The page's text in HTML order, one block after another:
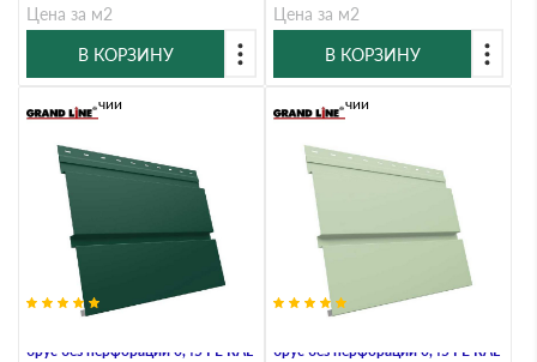
Цена за м2
В КОРЗИНУ
Цена за м2
В КОРЗИНУ
брус без перфорации 0,45 PE RAL
В наличии
брус без перфорации 0,45 PE RAL
В наличии